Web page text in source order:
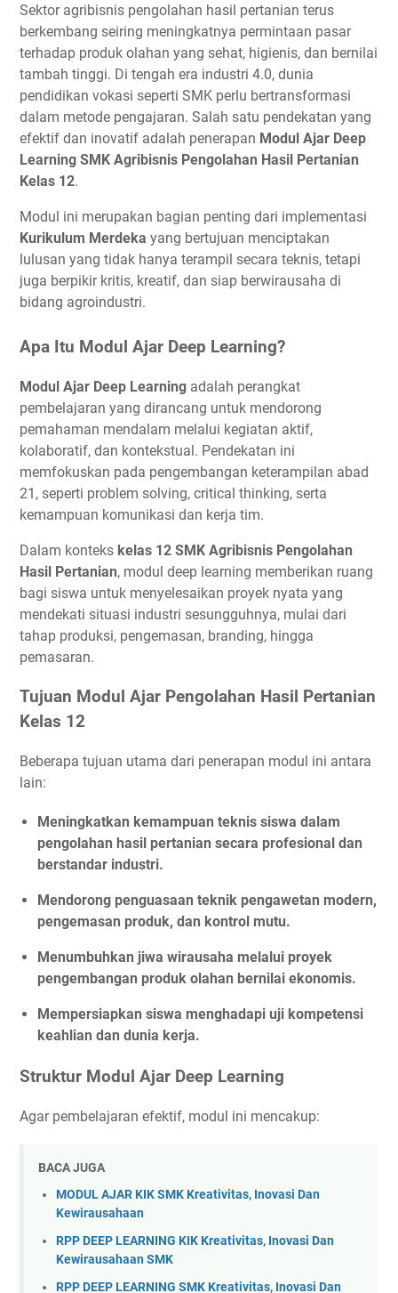
Sektor agribisnis pengolahan hasil pertanian terus
berkembang seiring meningkatnya permintaan pasar
terhadap produk olahan yang sehat, higienis, dan bernilai
tambah tinggi. Di tengah era industri 4.0, dunia
pendidikan vokasi seperti SMK perlu bertransformasi
dalam metode pengajaran. Salah satu pendekatan yang
efektif dan inovatif adalah penerapan Modul Ajar Deep
Learning SMK Agribisnis Pengolahan Hasil Pertanian
Kelas 12.
Modul ini merupakan bagian penting dari implementasi
Kurikulum Merdeka yang bertujuan menciptakan
lulusan yang tidak hanya terampil secara teknis, tetapi
juga berpikir kritis, kreatif, dan siap berwirausaha di
bidang agroindustri.
Apa Itu Modul Ajar Deep Learning?
Modul Ajar Deep Learning adalah perangkat
pembelajaran yang dirancang untuk mendorong
pemahaman mendalam melalui kegiatan aktif,
kolaboratif, dan kontekstual. Pendekatan ini
memfokuskan pada pengembangan keterampilan abad
21, seperti problem solving, critical thinking, serta
kemampuan komunikasi dan kerja tim.
Dalam konteks kelas 12 SMK Agribisnis Pengolahan
Hasil Pertanian, modul deep learning memberikan ruang
bagi siswa untuk menyelesaikan proyek nyata yang
mendekati situasi industri sesungguhnya, mulai dari
tahap produksi, pengemasan, branding, hingga
pemasaran.
Tujuan Modul Ajar Pengolahan Hasil Pertanian
Kelas 12
Beberapa tujuan utama dari penerapan modul ini antara
lain:
Meningkatkan kemampuan teknis siswa dalam
pengolahan hasil pertanian secara profesional dan
berstandar industri.
Mendorong penguasaan teknik pengawetan modern,
pengemasan produk, dan kontrol mutu.
Menumbuhkan jiwa wirausaha melalui proyek
pengembangan produk olahan bernilai ekonomis.
Mempersiapkan siswa menghadapi uji kompetensi
keahlian dan dunia kerja.
Struktur Modul Ajar Deep Learning
Agar pembelajaran efektif, modul ini mencakup:
BACA JUGA
MODUL AJAR KIK SMK Kreativitas, Inovasi Dan
Kewirausahaan
RPP DEEP LEARNING KIK Kreativitas, Inovasi Dan
Kewirausahaan SMK
RPP DEEP LEARNING SMK Kreativitas, Inovasi Dan